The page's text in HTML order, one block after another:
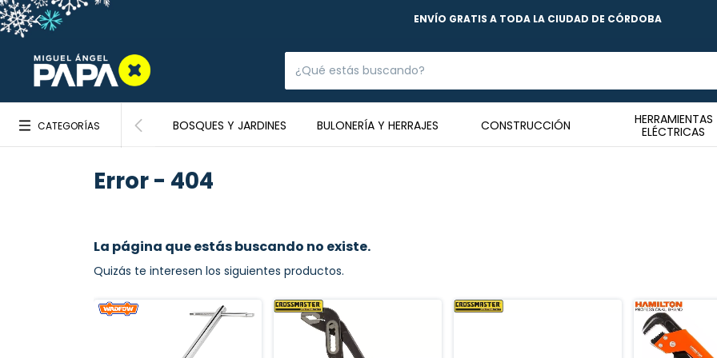
ENVÍO GRATIS A TODA LA CIUDAD DE CÓRDOBA
CATEGORÍAS BOSQUES Y JARDINES BULONERÍA Y HERRAJES CONSTRUCCIÓN
HERRAMIENTAS
ELÉCTRICAS
Error - 404
La página que estás buscando no existe.
Quizás te interesen los siguientes productos.